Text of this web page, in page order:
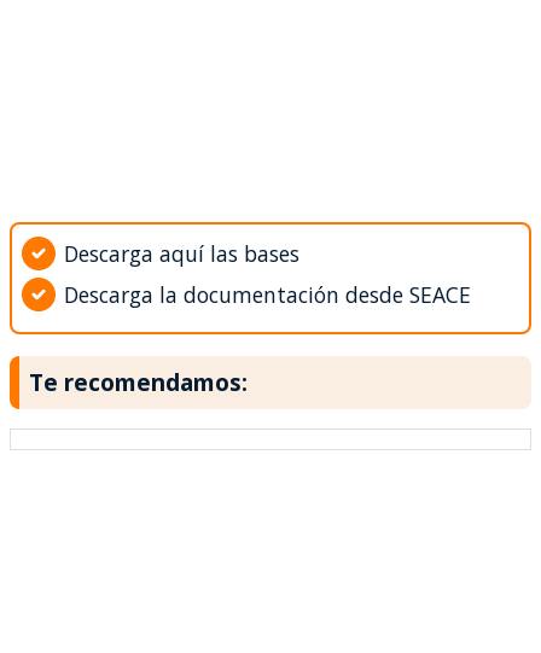
Descarga aquí las bases
Descarga la documentación desde SEACE
Te recomendamos: